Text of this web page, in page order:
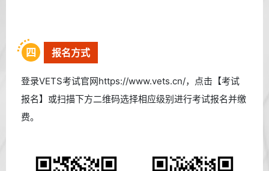
四 报名方式
登录VETS考试官网https://www.vets.cn/，点击【考试
报名】或扫描下方二维码选择相应级别进行考试报名并缴
费。